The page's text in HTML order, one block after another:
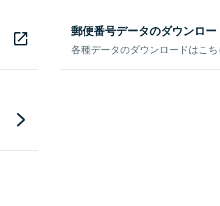
郵便番号データのダウンロー
各種データのダウンロードはこ